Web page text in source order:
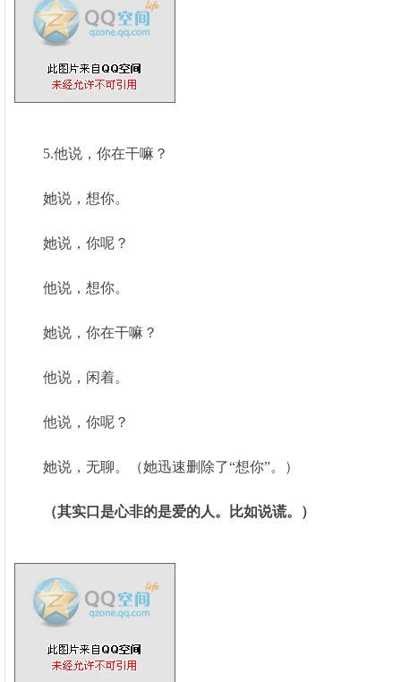
5.他说，你在干嘛？
她说，想你。
她说，你呢？
他说，想你。
她说，你在干嘛？
他说，闲着。
他说，你呢？
她说，无聊。（她迅速删除了“想你”。）
（其实口是心非的是爱的人。比如说谎。）